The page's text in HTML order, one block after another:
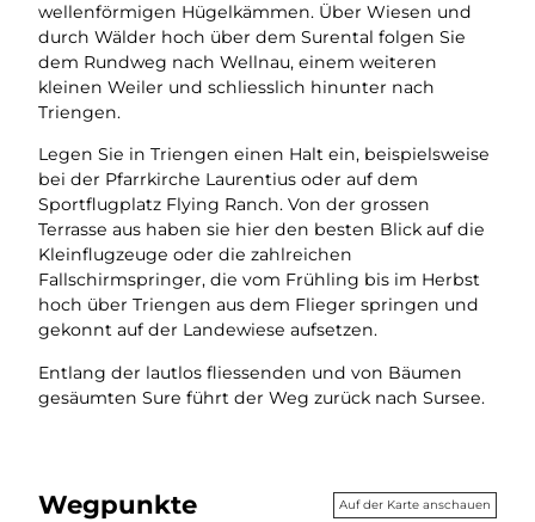
wellenförmigen Hügelkämmen. Über Wiesen und
durch Wälder hoch über dem Surental folgen Sie
dem Rundweg nach Wellnau, einem weiteren
kleinen Weiler und schliesslich hinunter nach
Triengen.
Legen Sie in Triengen einen Halt ein, beispielsweise
bei der Pfarrkirche Laurentius oder auf dem
Sportflugplatz Flying Ranch. Von der grossen
Terrasse aus haben sie hier den besten Blick auf die
Kleinflugzeuge oder die zahlreichen
Fallschirmspringer, die vom Frühling bis im Herbst
hoch über Triengen aus dem Flieger springen und
gekonnt auf der Landewiese aufsetzen.
Entlang der lautlos fliessenden und von Bäumen
gesäumten Sure führt der Weg zurück nach Sursee.
Wegpunkte Auf der Karte anschauen